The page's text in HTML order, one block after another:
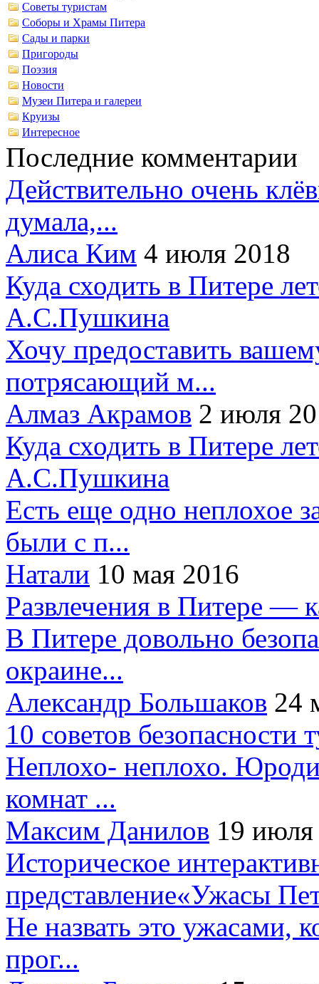
Советы туристам
Соборы и Храмы Питера
Сады и парки
Пригороды
Поэзия
Новости
Музеи Питера и галереи
Круизы
Интересное
Последние комментарии
Действительно очень
думала,...
Алиса Ким 4 июля 2018
Куда сходить в Питере
А.С.Пушкина
Хочу предоставить
потрясающий м...
Алмаз Акрамов 2 июля
Куда сходить в Питере
А.С.Пушкина
Есть еще одно неплохое
были с п...
Натали 10 мая 2016
Развлечения в Питере —
В Питере довольно
окраине...
Александр Большаков 24
10 советов безопасности
Неплохо- неплохо.
комнат ...
Максим Данилов 19
Историческое
представление«Ужасы
Не назвать это ужасами,
прог...